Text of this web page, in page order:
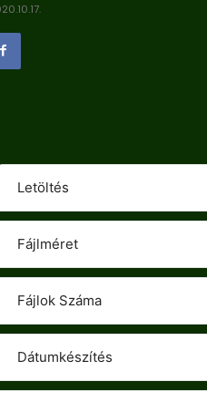
Letöltés
Fájlméret
Fájlok Száma
Dátumkészítés